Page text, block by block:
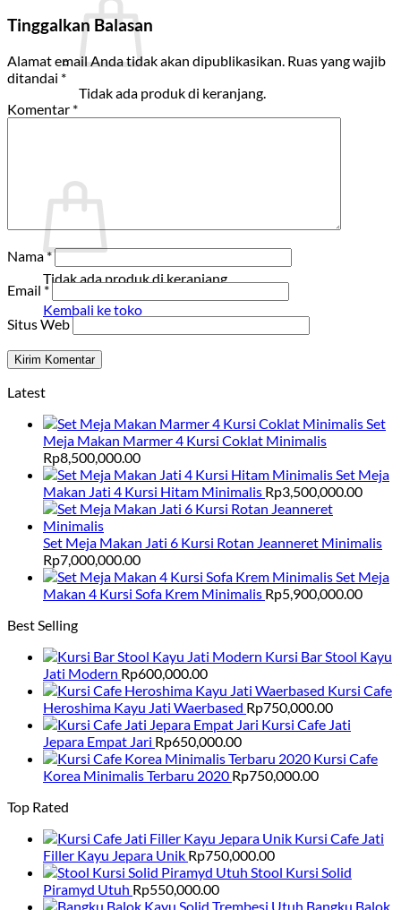
Tidak ada produk di keranjang.
Tidak ada produk di keranjang.
Kembali ke toko
Tinggalkan Balasan
Alamat email Anda tidak akan dipublikasikan. Ruas yang wajib
ditandai *
Komentar *
Nama*
Email *
Situs Web
Latest
Set
Meja Makan Marmer 4 Kursi Coklat Minimalis
Rp8,500,000.00
Set Meja
Makan Jati 4 Kursi Hitam Minimalis Rp3,500,000.00
Set Meja Makan Jati 6 Kursi Rotan Jeanneret Minimalis
Rp7,000,000.00
Set Meja
Makan 4 Kursi Sofa Krem Minimalis Rp5,900,000.00
Best Selling
Kursi Bar Stool Kayu
Jati Modern Rp600,000.00
Kursi Cafe
Heroshima Kayu Jati Waerbased Rp750,000.00
Kursi Cafe Jati
Jepara Empat Jari Rp650,000.00
Kursi Cafe
Korea Minimalis Terbaru 2020 Rp750,000.00
Top Rated
Kursi Cafe Jati
Filler Kayu Jepara Unik Rp750,000.00
Stool Kursi Solid
Piramyd Utuh Rp550,000.00
Bangku Balok